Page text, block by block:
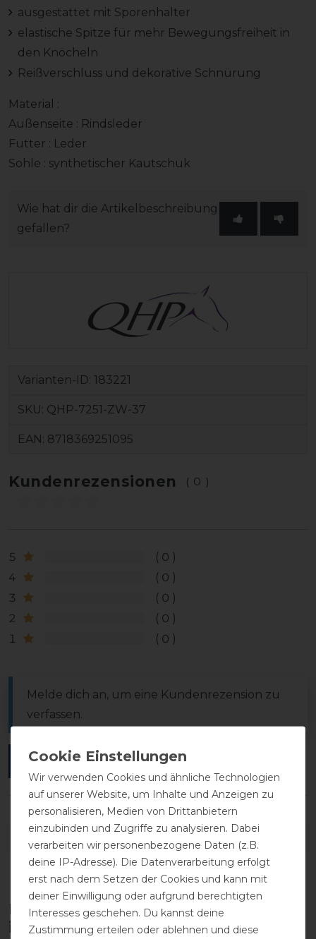
ausgestattet mit Sporenhalter
elastische Spitze für mehr Bewegungsfreiheit in
den Knöcheln
Reißverschluss und dekorative Schnürung
Material :
Außenseite : Rindsleder
Futter : Leder
Sohle : synthetischer Kautschuk
Wie hat dir die Artikelbeschreibung
gefallen?
Varianten-ID: 183221
SKU: QHP-7251-ZW-37
EAN: 8718369251095
Kundenrezensionen (0)
5
0
4
0
3
0
2
0
1
0
Melde dich an, um eine Kundenrezension zu
verfassen.
ANMELDEN
DETAILS ZUR PRODUKTSICHERHEIT
Diese Produkte könnten dich auch
interessieren
Wir verwenden Cookies und ähnliche Technologien
auf unserer Website, um Inhalte und Anzeigen zu
personalisieren, Medien von Drittanbietern
einzubinden und Zugriffe zu analysieren. Dabei
verarbeiten wir personenbezogene Daten (z.B.
deine IP-Adresse). Die Datenverarbeitung erfolgt
erst nach dem Setzen der Cookies und kann mit
deiner Einwilligung oder aufgrund berechtigten
Interesses geschehen. Du kannst deine
Zustimmung erteilen oder ablehnen und diese